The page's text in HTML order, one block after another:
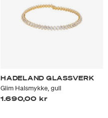
HADELAND GLASSVERK
Glim Halsmykke, gull
1.690,00 kr